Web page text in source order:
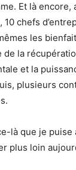
Et là encore,
chefs
les
de la
et la
plusieurs
là que je puise
plus loin